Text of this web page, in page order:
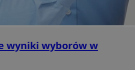
wyniki wyborów w